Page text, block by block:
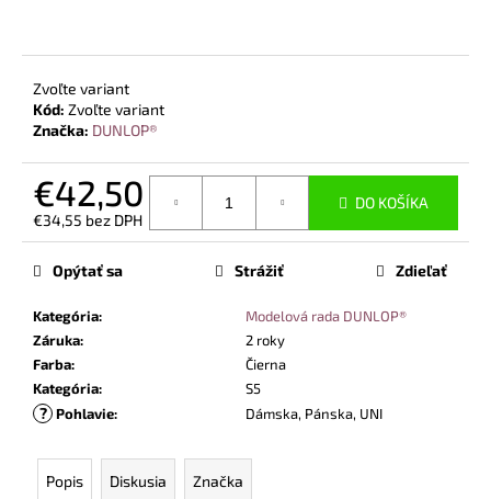
Zvoľte variant
Kód: Zvoľte variant
Značka: DUNLOP®
€42,50
€34,55 bez DPH
Jednotková
cena:
DO KOŠÍKA
Kategória:
Modelová rada DUNLOP®
Záruka:
2 roky
Farba:
Čierna
Kategória: S5
? Pohlavie: Dámska, Pánska, UNI
Opýtať sa Strážiť Zdieľať
Popis Diskusia Značka
VYSOKÁ
BEZPEČNOSTNÁ
OBUV
6935
S3
SRC
TREND
ČIERNA